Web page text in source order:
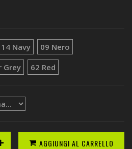
14 Navy
09 Nero
Grey
62 Red
AGGIUNGI AL CARRELLO